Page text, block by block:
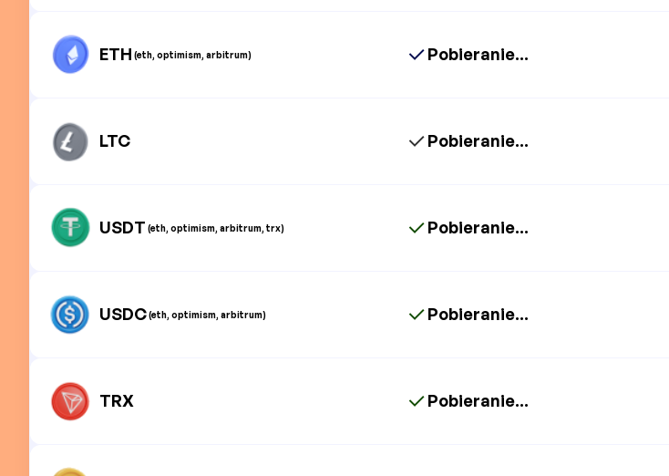
ETH (eth, optimism, arbitrum) Pobieranie...
LTC Pobieranie...
USDT (eth, optimism, arbitrum, trx) Pobieranie...
USDC(eth, optimism, arbitrum) Pobieranie...
TRX Pobieranie...